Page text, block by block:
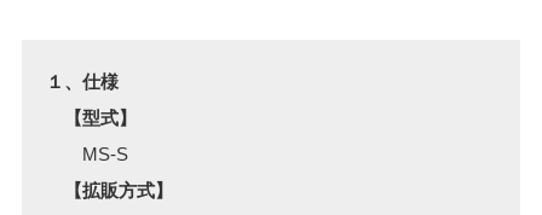
１、仕様
【型式】
MS-S
【拡販方式】